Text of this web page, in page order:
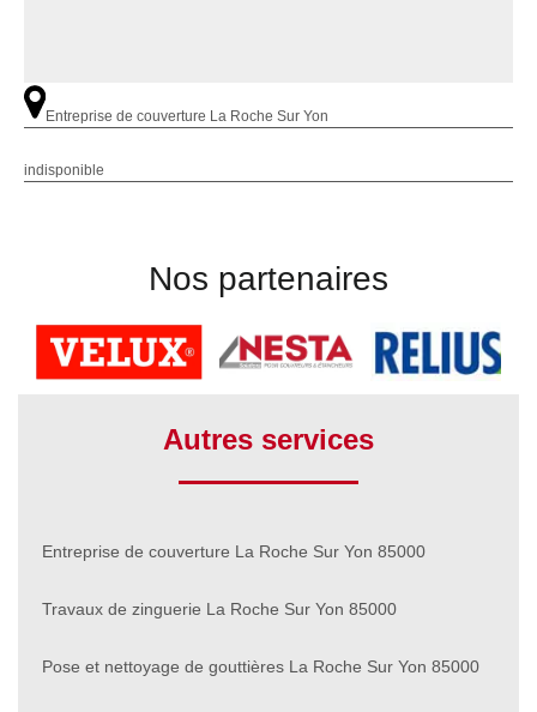
Entreprise de couverture La Roche Sur Yon
indisponible
Nos partenaires
Autres services
Entreprise de couverture La Roche Sur Yon 85000
Travaux de zinguerie La Roche Sur Yon 85000
Pose et nettoyage de gouttières La Roche Sur Yon 85000